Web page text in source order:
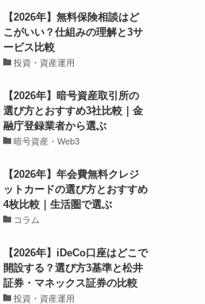
【2026年】無料保険相談はど
こがいい？仕組みの理解と3サ
ービス比較
投資・資産運用
【2026年】暗号資産取引所の
選び方とおすすめ3社比較｜金
融庁登録業者から選ぶ
暗号資産・Web3
【2026年】年会費無料クレジ
ットカードの選び方とおすすめ
4枚比較｜生活圏で選ぶ
コラム
【2026年】iDeCo口座はどこで
開設する？選び方3基準と松井
証券・マネックス証券の比較
投資・資産運用